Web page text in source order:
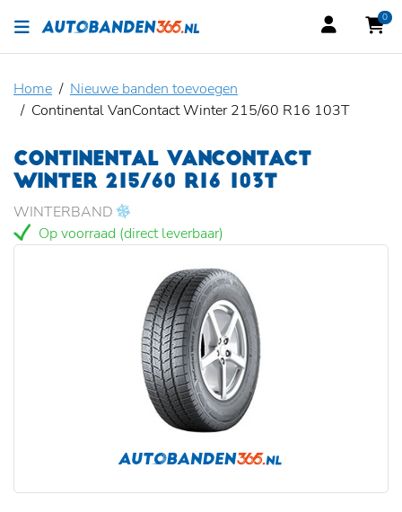
0
Home
Nieuwe banden toevoegen
Continental VanContact Winter 215/60 R16 103T
CONTINENTAL VANCONTACT
WINTER 215/60 R16 103T
WINTERBAND
Op voorraad (direct leverbaar)